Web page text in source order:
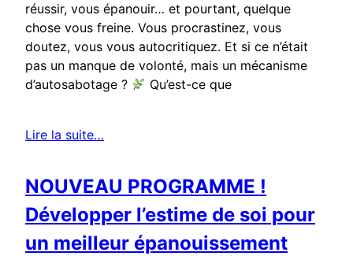
réussir, vous épanouir… et pourtant, quelque
chose vous freine. Vous procrastinez, vous
doutez, vous vous autocritiquez. Et si ce n’était
pas un manque de volonté, mais un mécanisme
d’autosabotage ?
Qu’est-ce que
Lire la suite…
NOUVEAU PROGRAMME !
Développer l’estime de soi pour
un meilleur épanouissement